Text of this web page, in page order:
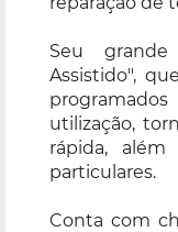
Seu
Assistido",
utilização,
rápida,
particulares.
Conta com